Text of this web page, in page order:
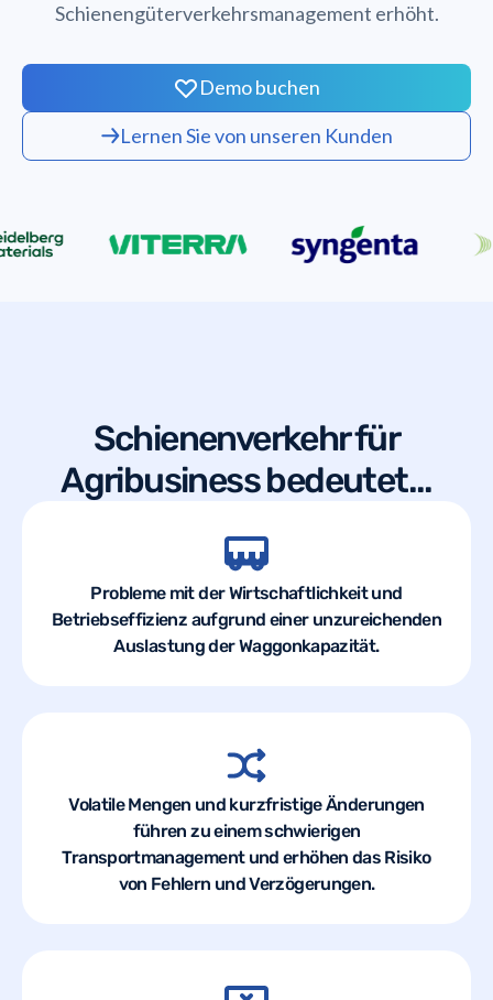
Schienengüterverkehrsmanagement erhöht.
Demo buchen
Lernen Sie von unseren Kunden
Schienenverkehr für
Agribusinessbedeutet...
Probleme mit der Wirtschaftlichkeit und
Betriebseffizienz aufgrund einer unzureichenden
Auslastung der Waggonkapazität.
Volatile Mengen und kurzfristige Änderungen
führen zu einem schwierigen
Transportmanagement und erhöhen das Risiko
von Fehlern und Verzögerungen.